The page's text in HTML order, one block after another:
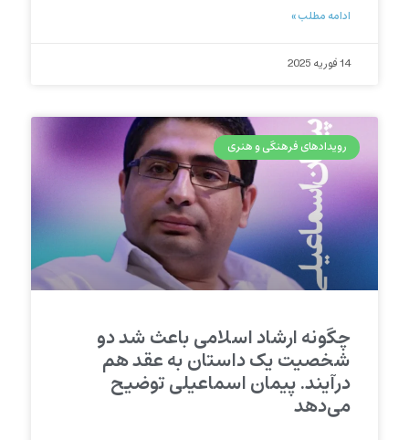
ادامه مطلب »
14 فوریه 2025
رویدادهای فرهنگی و هنری
چگونه ارشاد اسلامی باعث شد دو
شخصیت یک داستان به عقد هم
درآیند. پیمان اسماعیلی توضیح
می‌دهد